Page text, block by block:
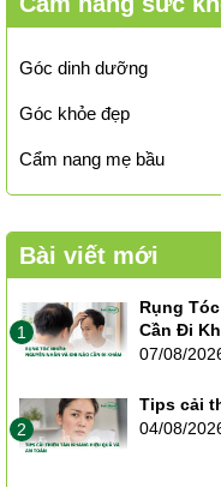
Góc dinh dưỡng
Góc khỏe đẹp
Cẩm nang mẹ bầu
Bài viết mới
1
Rụng
Cần Đi
07/08/
2
Tips cải
04/08/